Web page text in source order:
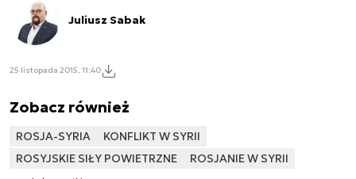
Juliusz Sabak
25 listopada 2015, 11:40
Zobacz również
ROSJA-SYRIA
KONFLIKT W SYRII
ROSYJSKIE SIŁY POWIETRZNE
ROSJANIE W SYRII